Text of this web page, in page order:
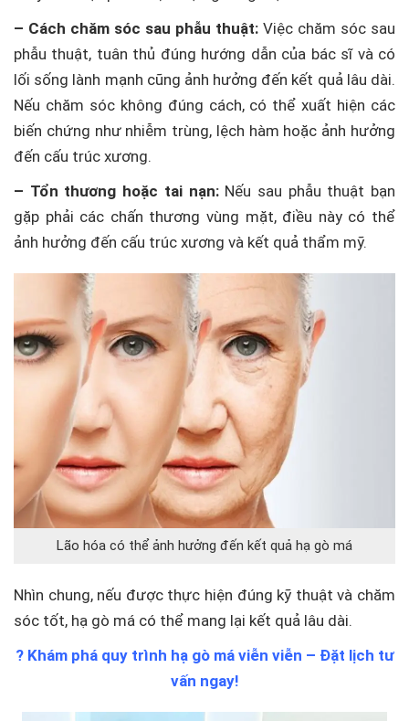
– Cách chăm sóc sau phẫu thuật: Việc chăm sóc sau
phẫu thuật, tuân thủ đúng hướng dẫn của bác sĩ và có
lối sống lành mạnh cũng ảnh hưởng đến kết quả lâu dài.
Nếu chăm sóc không đúng cách, có thể xuất hiện các
biến chứng như nhiễm trùng, lệch hàm hoặc ảnh hưởng
đến cấu trúc xương.
– Tổn thương hoặc tai nạn:Nếu sau phẫu thuật bạn
gặp phải các chấn thương vùng mặt, điều này có thể
ảnh hưởng đến cấu trúc xương và kết quả thẩm mỹ.
Lão hóa có thể ảnh hưởng đến kết quả hạ gò má
Nhìn chung, nếu được thực hiện đúng kỹ thuật và chăm
sóc tốt, hạ gò má có thể mang lại kết quả lâu dài.
? Khám phá quy trình hạ gò má viễn viễn – Đặt lịch tư
vấn ngay!